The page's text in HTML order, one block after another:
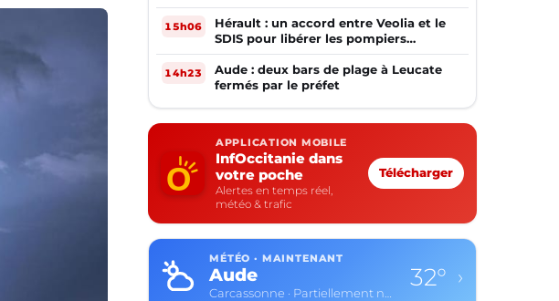
15h06
Hérault : un accord entre Veolia et le
SDIS pour libérer les pompiers
volontaires
14h23
Aude : deux bars de plage à Leucate
fermés par le préfet
APPLICATION MOBILE
InfOccitanie dans
votre poche
Alertes en temps réel,
météo & trafic
Télécharger
MÉTÉO · MAINTENANT
Aude
Carcassonne · Partiellement nuageux
32° ›